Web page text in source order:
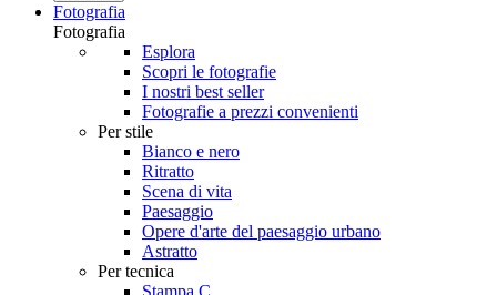
Fotografia
Fotografia
Esplora
Scopri le fotografie
I nostri best seller
Fotografie a prezzi convenienti
Per stile
Bianco e nero
Ritratto
Scena di vita
Paesaggio
Opere d'arte del paesaggio urbano
Astratto
Per tecnica
Stampa C